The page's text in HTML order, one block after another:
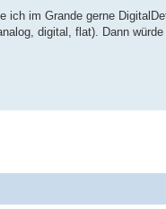
ich im Grande gerne
digital, flat). Dann